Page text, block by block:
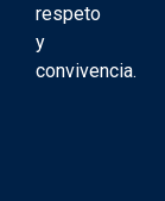
respeto
y
convivencia.